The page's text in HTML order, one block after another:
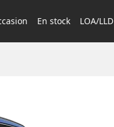
En stock LOA/LLD